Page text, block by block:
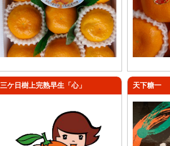
三ケ日樹上完熟早生「心」 天下糖一